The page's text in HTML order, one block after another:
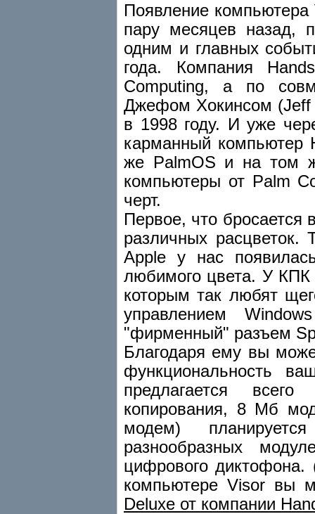
Появление компьютера
пару месяцев назад,
одним и главных
года. Компания
Computing, а по
Джефом Хокинсом (Jeff
в 1998 году. И уже
карманный компьютер
же PalmOS и на том
компьютеры от Palm
черт.
Первое, что бросается
различных расцветок.
Apple у нас
любимого цвета. У КПК
которым так любят
управлением
"фирменный" разъем
Благодаря ему вы
функциональность
предлагается
копирования, 8 Мб
модем)
разнообразных
цифрового
компьютере Visor вы
Deluxe от компании